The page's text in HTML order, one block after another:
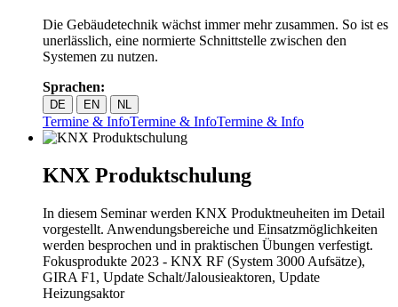
Die Gebäudetechnik wächst immer mehr zusammen. So ist es
unerlässlich, eine normierte Schnittstelle zwischen den
Systemen zu nutzen.
Sprachen:
DE EN NL
Termine & InfoTermine & InfoTermine & Info
KNX Produktschulung
In diesem Seminar werden KNX Produktneuheiten im Detail
vorgestellt. Anwendungsbereiche und Einsatzmöglichkeiten
werden besprochen und in praktischen Übungen verfestigt.
Fokusprodukte 2023 - KNX RF (System 3000 Aufsätze),
GIRA F1, Update Schalt/Jalousieaktoren, Update
Heizungsaktor